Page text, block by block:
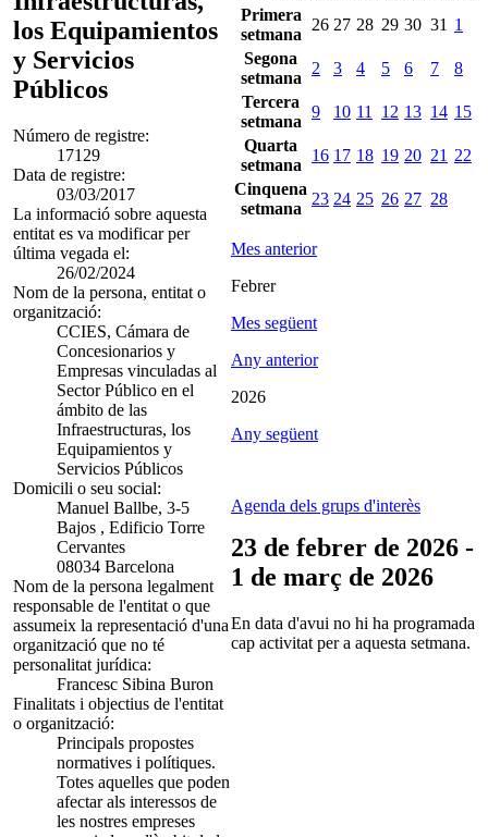
los Equipamientos
y Servicios
Públicos
Número de registre:
17129
Data de registre:
03/03/2017
La informació sobre aquesta
entitat es va modificar per
última vegada el:
26/02/2024
Nom de la persona, entitat o
organització:
CCIES, Cámara de
Concesionarios y
Empresas vinculadas al
Sector Público en el
ámbito de las
Infraestructuras, los
Equipamientos y
Servicios Públicos
Domicili o seu social:
Manuel Ballbe, 3-5
Bajos , Edificio Torre
Cervantes
08034 Barcelona
Nom de la persona legalment
responsable de l'entitat o que
assumeix la representació d'una
organització que no té
personalitat jurídica:
Francesc Sibina Buron
Finalitats i objectius de l'entitat
o organització:
Principals propostes
normatives i polítiques.
Totes aquelles que poden
afectar als interessos de
les nostres empreses
Primera
setmana
26 27 28 29 30 31 1
Segona
setmana
2 3 4 5 6 7
8
Tercera
setmana
9 10 11 12 13 14 15
Quarta
setmana
16 17 18 19 20 21 22
Cinquena
setmana
23 24 25 26 27 28
Mes anterior
Febrer
Mes següent
Any anterior
2026
Any següent
Agenda dels grups d'interès
23 de febrer de 2026 -
1 de març de 2026
En data d'avui no hi ha programada
cap activitat per a aquesta setmana.